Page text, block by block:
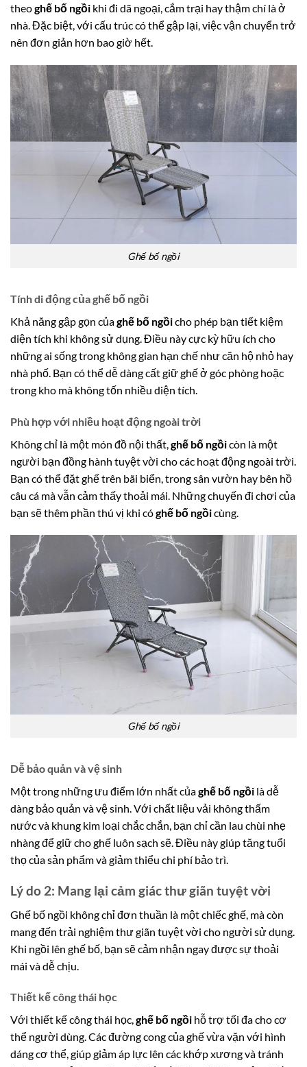
theoghế bố ngồi khi đi dã ngoại, cắm trại hay thậm chí là ở
nhà. Đặc biệt, với cấu trúc có thể gập lại, việc vận chuyển trở
nên đơn giản hơn bao giờ hết.
Ghế bố ngồi
Tính di động của ghế bố ngồi
Khả năng gập gọn củaghế bố ngồicho phép bạn tiết kiệm
diện tích khi không sử dụng. Điều này cực kỳ hữu ích cho
những ai sống trong không gian hạn chế như căn hộ nhỏ hay
nhà phố. Bạn có thể dễ dàng cất giữ ghế ở góc phòng hoặc
trong kho mà không tốn nhiều diện tích.
Phù hợp với nhiều hoạt động ngoài trời
Không chỉ là một món đồ nội thất, ghế bố ngồicòn là một
người bạn đồng hành tuyệt vời cho các hoạt động ngoài trời.
Bạn có thể đặt ghế trên bãi biển, trong sân vườn hay bên hồ
câu cá mà vẫn cảm thấy thoải mái. Những chuyến đi chơi của
bạn sẽ thêm phần thú vị khi cóghế bố ngồicùng.
Ghế bố ngồi
Dễ bảo quản và vệ sinh
Một trong những ưu điểm lớn nhất củaghế bố ngồi là dễ
dàng bảo quản và vệ sinh. Với chất liệu vải không thấm
nước và khung kim loại chắc chắn, bạn chỉ cần lau chùi nhẹ
nhàng để giữ cho ghế luôn sạch sẽ. Điều này giúp tăng tuổi
thọ của sản phẩm và giảm thiểu chi phí bảo trì.
Lý do 2: Mang lại cảm giác thư giãn tuyệt vời
Ghế bố ngồi không chỉ đơn thuần là một chiếc ghế, mà còn
mang đến trải nghiệm thư giãn tuyệt vời cho người sử dụng.
Khi ngồi lên ghế bố, bạn sẽ cảm nhận ngay được sự thoải
mái và dễ chịu.
Thiết kế công thái học
Với thiết kế công thái học,ghế bố ngồi hỗ trợ tối đa cho cơ
thể người dùng. Các đường cong của ghế vừa vặn với hình
dáng cơ thể, giúp giảm áp lực lên các khớp xương và tránh